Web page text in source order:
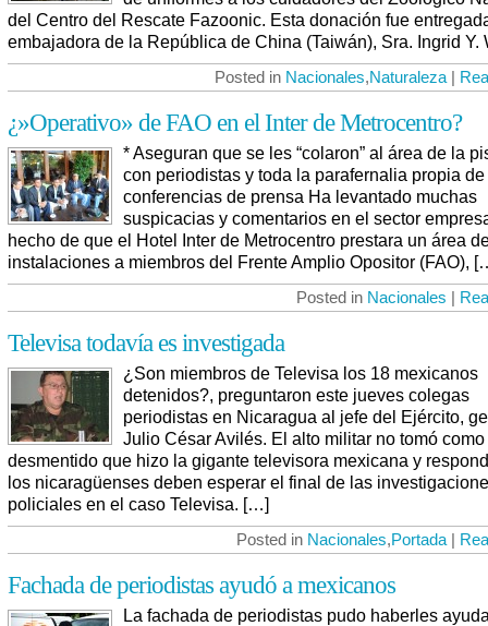
del Centro del Rescate Fazoonic. Esta donación fue
embajadora de la República de China (Taiwán), Sra. Ingrid Y.
Posted in Nacionales,Naturaleza |
¿»Operativo» de FAO en el Inter de Metrocentro?
* Aseguran que se les “colaron” al área de la
con periodistas y toda la parafernalia propia
conferencias de prensa Ha levantado muchas
suspicacias y comentarios en el sector
hecho de que el Hotel Inter de Metrocentro prestara un área
instalaciones a miembros del Frente Amplio Opositor (FAO),
Posted in Nacionales |
Televisa todavía es investigada
¿Son miembros de Televisa los 18 mexicanos
detenidos?, preguntaron este jueves colegas
periodistas en Nicaragua al jefe del Ejército,
Julio César Avilés. El alto militar no tomó
desmentido que hizo la gigante televisora mexicana y
los nicaragüenses deben esperar el final de las
policiales en el caso Televisa. […]
Posted in Nacionales,Portada |
Fachada de periodistas ayudó a mexicanos
La fachada de periodistas pudo haberles